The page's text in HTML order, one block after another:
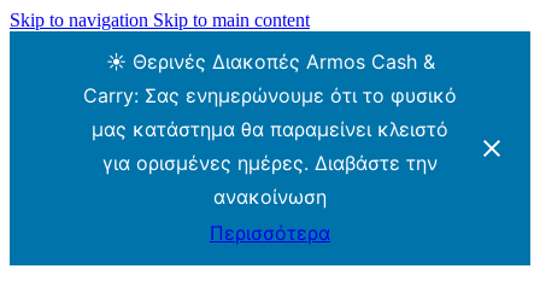
Skip to navigation Skip to main content
☀️ Θερινές Διακοπές Armos Cash &
Carry: Σας ενημερώνουμε ότι το φυσικό
μας κατάστημα θα παραμείνει κλειστό
για ορισμένες ημέρες. Διαβάστε την
ανακοίνωση
Περισσότερα